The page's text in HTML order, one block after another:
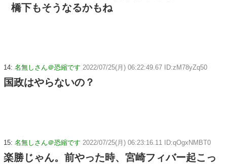
橋下もそうなるかもね
14: 名無しさん＠恐縮です 2022/07/25(月) 06:22:49.67 ID:zM78yZq50
国政はやらないの？
15: 名無しさん＠恐縮です 2022/07/25(月) 06:23:16.11 ID:qOgxNMBT0
楽勝じゃん。前やった時、宮崎フィバー起こっ